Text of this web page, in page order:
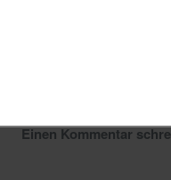
Einen Kommentar